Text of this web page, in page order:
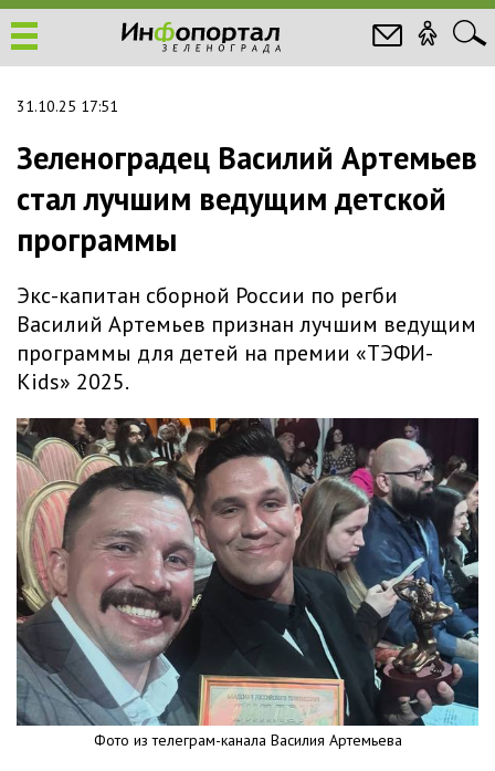
31.10.25 17:51
Зеленоградец Василий Артемьев
стал лучшим ведущим детской
программы
Экс-капитан сборной России по регби
Василий Артемьев признан лучшим ведущим
программы для детей на премии «ТЭФИ-
Kids» 2025.
Фото из телеграм-канала Василия Артемьева